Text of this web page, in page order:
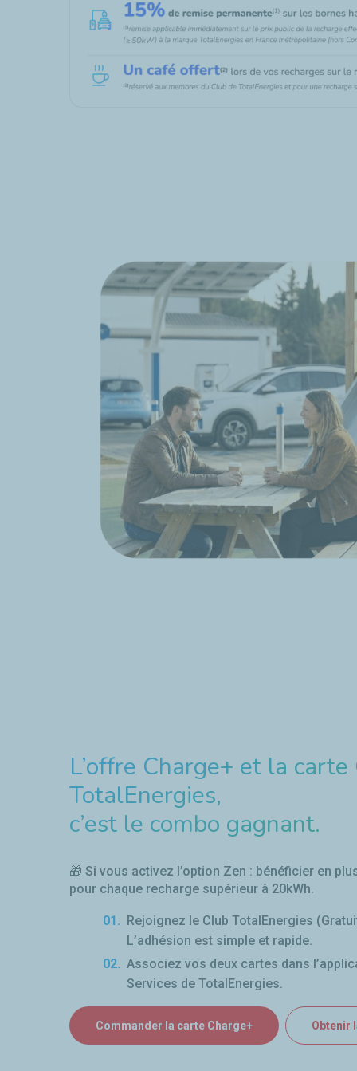
L’offre Charge+ et la
TotalEnergies,
c’est le combo gagnant.
🎁 Si vous activez l’option Zen : bénéficier en
pour chaque recharge supérieur à 20kWh.
Rejoignez le Club TotalEnergies
L’adhésion est simple et rapide.
Associez vos deux cartes dans
Services de TotalEnergies.
Commander la carte Charge+ Obtenir